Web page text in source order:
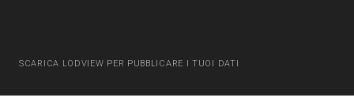
SCARICA LODVIEW PER PUBBLICARE I TUOI DATI